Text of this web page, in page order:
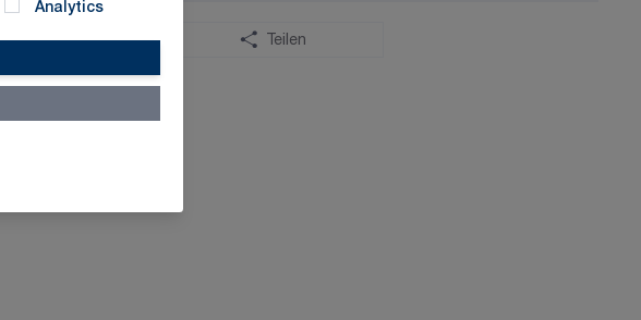
Analytics
Merkliste Teilen